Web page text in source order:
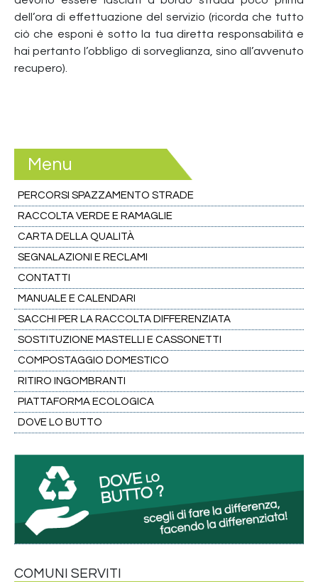
dell’ora di effettuazione del servizio (ricorda che tutto
ciò che esponi è sotto la tua diretta responsabilità e
hai pertanto l’obbligo di sorveglianza, sino all’avvenuto
recupero).
Menu
PERCORSI SPAZZAMENTO STRADE
RACCOLTA VERDE E RAMAGLIE
CARTA DELLA QUALITÀ
SEGNALAZIONI E RECLAMI
CONTATTI
MANUALE E CALENDARI
SACCHI PER LA RACCOLTA DIFFERENZIATA
SOSTITUZIONE MASTELLI E CASSONETTI
COMPOSTAGGIO DOMESTICO
RITIRO INGOMBRANTI
PIATTAFORMA ECOLOGICA
DOVE LO BUTTO
COMUNI SERVITI